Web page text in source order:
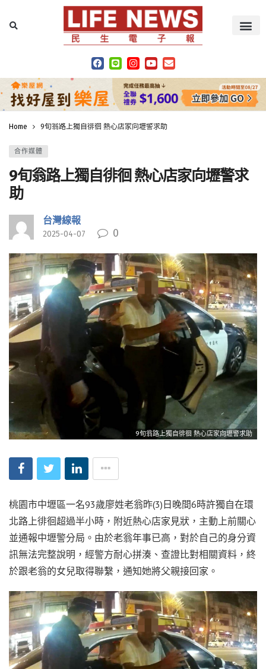
Home 9旬翁路上獨自徘徊 熱心店家向壢警求助
合作媒體
9旬翁路上獨自徘徊 熱心店家向壢警求
助
台灣線報
2025-04-07 0
9旬翁路上獨自徘徊 熱心店家向壢警求助
桃園市中壢區一名93歲廖姓老翁昨(3)日晚間6時許獨自在環
北路上徘徊超過半小時，附近熱心店家見狀，主動上前關心
並通報中壢警分局。由於老翁年事已高，對於自己的身分資
訊無法完整說明，經警方耐心拼湊、查證比對相關資料，終
於跟老翁的女兒取得聯繫，通知她將父親接回家。